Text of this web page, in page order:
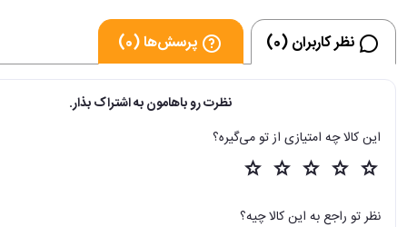
تعداد بازیکن
2 نفر
متوسط
نظر کاربران (0) پرسش‌ها (0)
نظرت رو باهامون به اشتراک بذار.
این کالا چه امتیازی از تو می‌گیره؟
نظر تو راجع به این کالا چیه؟